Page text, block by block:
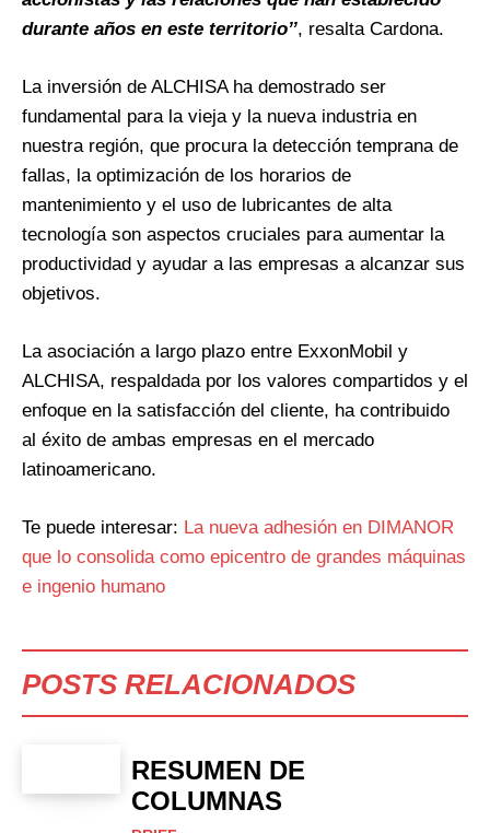
durante años en este territorio’’, resalta Cardona.
La inversión de ALCHISA ha demostrado ser
fundamental para la vieja y la nueva industria en
nuestra región, que procura la detección temprana de
fallas, la optimización de los horarios de
mantenimiento y el uso de lubricantes de alta
tecnología son aspectos cruciales para aumentar la
productividad y ayudar a las empresas a alcanzar sus
objetivos.
La asociación a largo plazo entre ExxonMobil y
ALCHISA, respaldada por los valores compartidos y el
enfoque en la satisfacción del cliente, ha contribuido
al éxito de ambas empresas en el mercado
latinoamericano.
Te puede interesar: La nueva adhesión en DIMANOR
que lo consolida como epicentro de grandes máquinas
e ingenio humano
POSTS RELACIONADOS
RESUMEN DE
COLUMNAS